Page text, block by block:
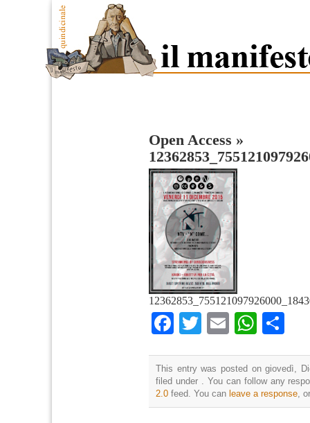
Open Access »
Facebook
TwitterEmail
This entry was posted on giovedì,
filed under . You can follow any
2.0 feed. You can leave a response ,